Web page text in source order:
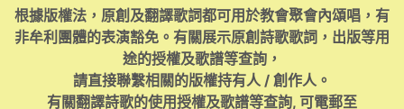
根據版權法，原創及翻譯歌詞都可用於教會聚會內頌唱，有
非牟利團體的表演豁免。有關展示原創詩歌歌詞，出版等用
途的授權及歌譜等查詢，
請直接聯繫相關的版權持有人 / 創作人。
有關翻譯詩歌的使用授權及歌譜等查詢, 可電郵至